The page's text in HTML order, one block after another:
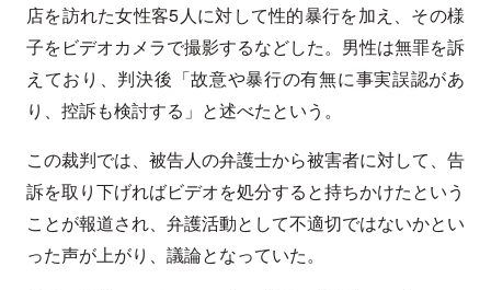
店を訪れた女性客5人に対して性的暴行を加え、その様
子をビデオカメラで撮影するなどした。男性は無罪を訴
えており、判決後「故意や暴行の有無に事実誤認があ
り、控訴も検討する」と述べたという。
この裁判では、被告人の弁護士から被害者に対して、告
訴を取り下げればビデオを処分すると持ちかけたという
ことが報道され、弁護活動として不適切ではないかとい
った声が上がり、議論となっていた。